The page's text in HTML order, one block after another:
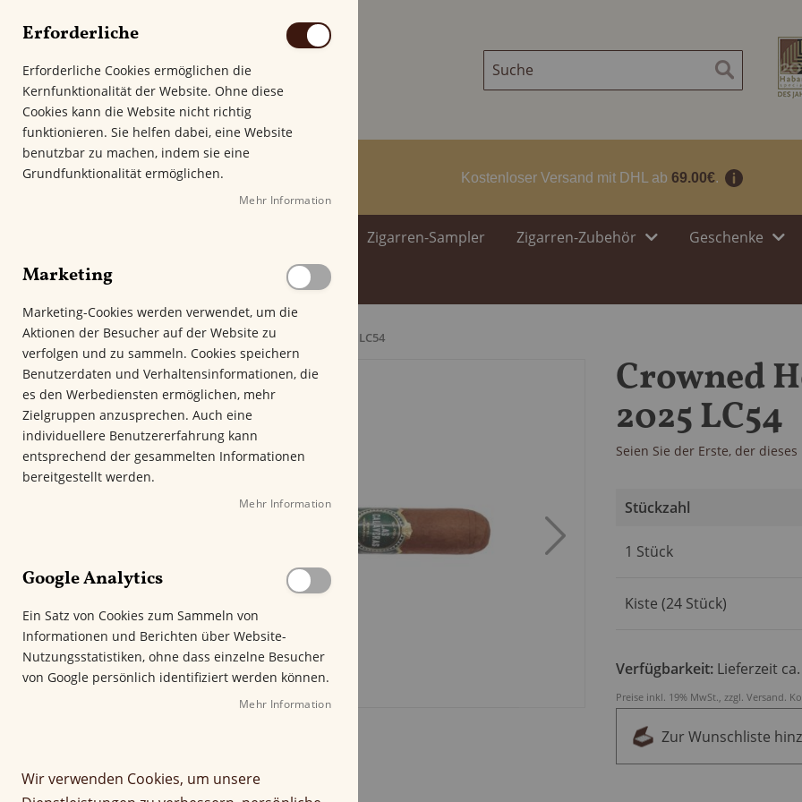
Suche
Kostenloser Versand mit DHL ab 69.00€.
Zigarren-Sampler Zigarren-Zubehör Geschenke
Spirituosenwelt
Startseite Crowned Heads Las Calaveras 2025 LC54
Crowned
2025 LC54
Seien Sie der Erste, der
für
Produkt
Stückzahl
1 Stück
Kiste (24 Stück)
Verfügbarkeit: Lieferzeit
Preise inkl. 19% MwSt., zzgl. Versand.
Zur Wunschliste
Z
u
E
n
d
e
i
d
g
a
l
s
Erforderliche
Erforderliche Cookies ermöglichen die
Kernfunktionalität der Website. Ohne diese
Cookies kann die Website nicht richtig
funktionieren. Sie helfen dabei, eine Website
benutzbar zu machen, indem sie eine
Grundfunktionalität ermöglichen.
Mehr Information
Marketing
Marketing-Cookies werden verwendet, um die
Aktionen der Besucher auf der Website zu
verfolgen und zu sammeln. Cookies speichern
Benutzerdaten und Verhaltensinformationen, die
es den Werbediensten ermöglichen, mehr
Zielgruppen anzusprechen. Auch eine
individuellere Benutzererfahrung kann
entsprechend der gesammelten Informationen
bereitgestellt werden.
Mehr Information
Google Analytics
Ein Satz von Cookies zum Sammeln von
Informationen und Berichten über Website-
Nutzungsstatistiken, ohne dass einzelne Besucher
von Google persönlich identifiziert werden können.
Mehr Information
Wir verwenden Cookies, um unsere